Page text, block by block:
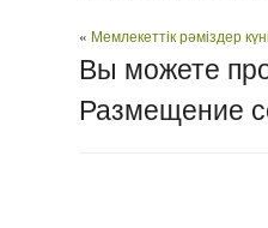
« Мемлекеттік рәміздер
Вы можете
Размещение